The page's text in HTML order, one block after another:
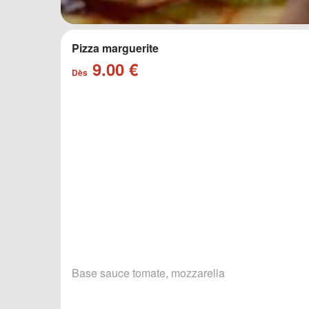
Pizza marguerite
Dès 9.00 €
Base sauce tomate, mozzarella